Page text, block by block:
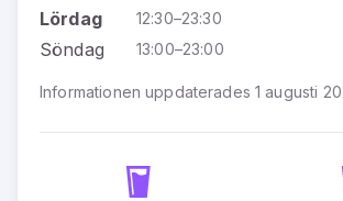
Lördag 12:30–23:30
Söndag 13:00–23:00
Informationen uppdaterades 1 augusti